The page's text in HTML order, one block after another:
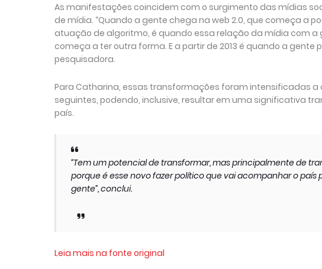
As manifestações coincidem com o surgimento das mídias
de mídia. “Quando a gente chega na web 2.0, que começa a
atuação de algoritmo, é quando essa relação da mídia com
começa a ter outra forma. E a partir de 2013 é quando a
pesquisadora.
Para Catharina, essas transformações foram intensificadas
seguintes, podendo, inclusive, resultar em uma significativa
país.
“Tem um potencial de transformar, mas principalmente de
porque é esse novo fazer político que vai acompanhar o país
gente”, conclui.
Leia mais na fonte original